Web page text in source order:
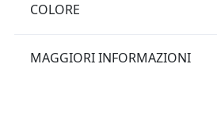
COLORE
MAGGIORI INFORMAZIONI